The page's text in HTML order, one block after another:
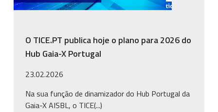
O TICE.PT publica hoje o plano para 2026 do
Hub Gaia-X Portugal
23.02.2026
Na sua função de dinamizador do Hub Portugal da
Gaia-X AISBL, o TICE(...)